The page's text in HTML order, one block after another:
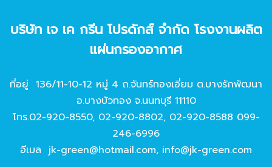
บริษัท เจ เค กรีน โปรดักส์ จํากัด โรงงานผลิต
แผ่นกรองอากาศ
ที่อยู่ 136/11-10-12 หมู่ 4 ถ.จันทร์ทองเอี่ยม ต.บางรักพัฒนา
อ.บางบัวทอง จ.นนทบุรี 11110
โทร.02-920-8550, 02-920-8802, 02-920-8588 099-
246-6996
อีเมล jk-green@hotmail.com, info@jk-green.com